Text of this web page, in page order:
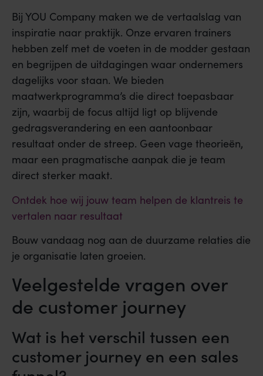
Bij YOU Company maken we de vertaalslag van
inspiratie naar praktijk. Onze ervaren trainers
hebben zelf met de voeten in de modder gestaan
en begrijpen de uitdagingen waar ondernemers
dagelijks voor staan. We bieden
maatwerkprogramma’s die direct toepasbaar
zijn, waarbij de focus altijd ligt op blijvende
gedragsverandering en een aantoonbaar
resultaat onder de streep. Geen vage theorieën,
maar een pragmatische aanpak die je team
direct sterker maakt.
Ontdek hoe wij jouw team helpen de klantreis te
vertalen naar resultaat
Bouw vandaag nog aan de duurzame relaties die
je organisatie laten groeien.
Veelgestelde vragen over
de customer journey
Wat is het verschil tussen een
customer journey en een sales